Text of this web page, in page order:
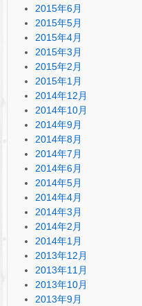
2015年6月
2015年5月
2015年4月
2015年3月
2015年2月
2015年1月
2014年12月
2014年10月
2014年9月
2014年8月
2014年7月
2014年6月
2014年5月
2014年4月
2014年3月
2014年2月
2014年1月
2013年12月
2013年11月
2013年10月
2013年9月